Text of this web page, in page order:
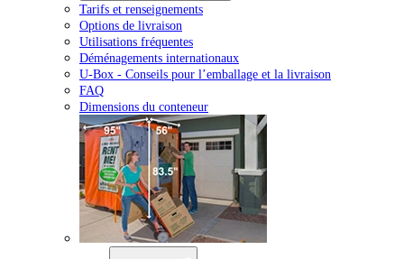
Tarifs et renseignements
Options de livraison
Utilisations fréquentes
Déménagements internationaux
U-Box - Conseils pour l’emballage et la livraison
FAQ
Dimensions du conteneur